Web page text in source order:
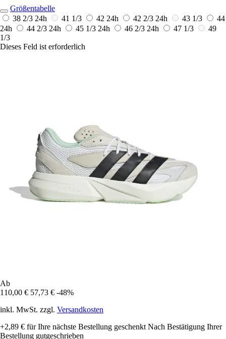
Größentabelle
38 2/3 24h 41 1/3 42 24h 42 2/3 24h 43 1/3
44
24h
44 2/3 24h 45 1/3 24h 46 2/3 24h 47 1/3
49
1/3
Dieses Feld ist erforderlich
Ab
110,00 € 57,73 € -48%
inkl. MwSt. zzgl. Versandkosten
+2,89 € für Ihre nächste Bestellung geschenkt Nach Bestätigung Ihrer
Bestellung gutgeschrieben